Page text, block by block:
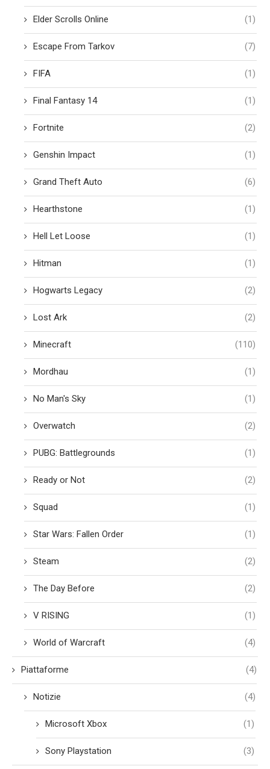
Elder Scrolls Online (1)
Escape From Tarkov (7)
FIFA (1)
Final Fantasy 14 (1)
Fortnite (2)
Genshin Impact (1)
Grand Theft Auto (6)
Hearthstone (1)
Hell Let Loose (1)
Hitman (1)
Hogwarts Legacy (2)
Lost Ark (2)
Minecraft (110)
Mordhau (1)
No Man's Sky (1)
Overwatch (2)
PUBG: Battlegrounds (1)
Ready or Not (2)
Squad (1)
Star Wars: Fallen Order (1)
Steam (2)
The Day Before (2)
V RISING (1)
World of Warcraft (4)
Piattaforme (4)
Notizie (4)
Microsoft Xbox (1)
Sony Playstation (3)